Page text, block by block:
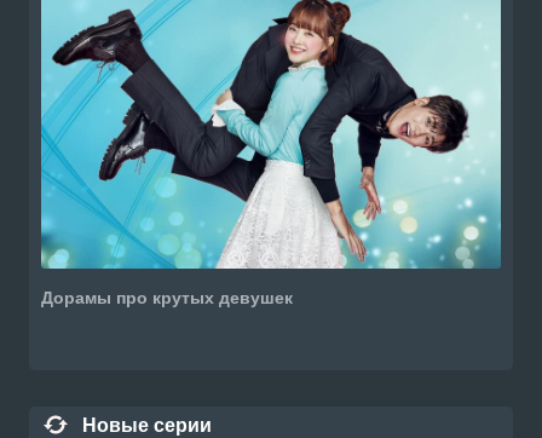
Дорамы про крутых девушек
Новые серии